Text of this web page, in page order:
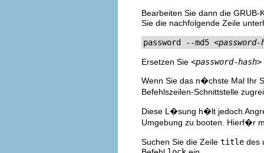
Bearbeiten Sie dann die
Sie die nachfolgende Zeile
password --md5 <password-
Ersetzen Sie <password-hash>
Wenn Sie das n�chste Mal Ihr
Befehlszeilen-Schnittstelle
Diese L�sung h�lt jedoch
Umgebung zu booten. Hierf�r
Suchen Sie die Zeile title des